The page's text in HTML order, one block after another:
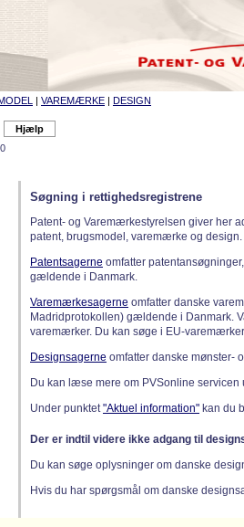
| VAREMÆRKE | DESIGN
Søgning i rettighedsregistrene
Patent- og Varemærkestyrelsen giver her
patent, brugsmodel, varemærke og design.
Patentsagerne omfatter
gældende i Danmark.
Varemærkesagerne omfatter danske
Madridprotokollen) gældende i Danmark.
varemærker. Du kan søge i EU-
Designsagerne omfatter danske mønster-
Du kan læse mere om PVSonline
Under punktet"Aktuel information" kan du
Der er indtil videre ikke adgang til
Du kan søge oplysninger om danske
Hvis du har spørgsmål om danske